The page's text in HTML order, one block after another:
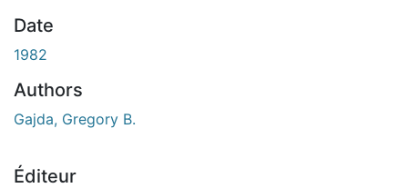
Date
1982
Authors
Gajda, Gregory B.
Éditeur